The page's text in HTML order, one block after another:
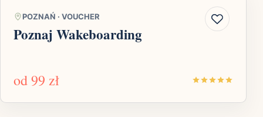
POZNAŃ · VOUCHER
Poznaj Wakeboarding
od99 zł